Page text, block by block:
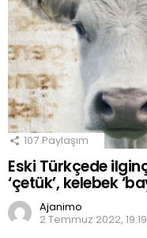
107 Paylaşım
Eski Türkçede
‘çetük’, kelebek
Ajanimo
2 Temmuz 2022, 19:19